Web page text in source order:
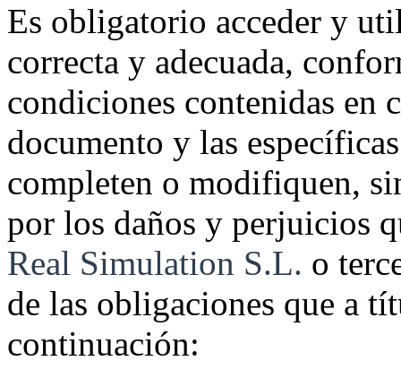
Es obligatorio acceder y
correcta y adecuada,
condiciones contenidas en
documento y las
completen o modifiquen,
por los daños y perjuicios
Real Simulation S.L. o
de las obligaciones que a
continuación: